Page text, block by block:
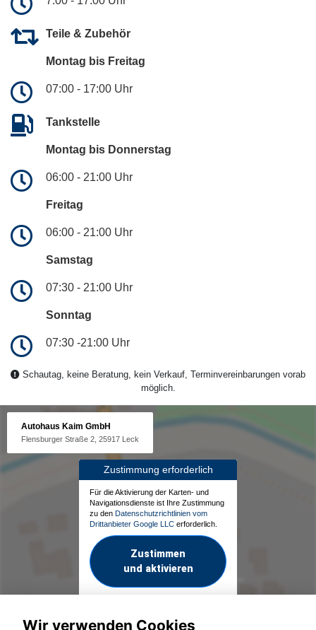
Teile & Zubehör
Montag bis Freitag
07:00 - 17:00 Uhr
Tankstelle
Montag bis Donnerstag
06:00 - 21:00 Uhr
Freitag
06:00 - 21:00 Uhr
Samstag
07:30 - 21:00 Uhr
Sonntag
07:30 -21:00 Uhr
Schautag, keine Beratung, kein Verkauf, Terminvereinbarungen vorab
möglich.
Autohaus Kaim GmbH
Flensburger Straße 2, 25917 Leck
Zustimmung erforderlich
Für die Aktivierung der Karten- und
Navigationsdienste ist Ihre Zustimmung
zu den Datenschutzrichtlinien vom
Drittanbieter Google LLC erforderlich.
Zustimmen
und aktivieren
Wir verwenden Cookies